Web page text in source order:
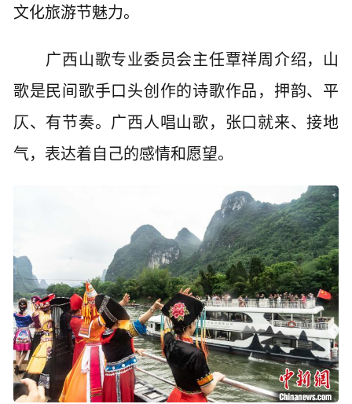
文化旅游节魅力。
广西山歌专业委员会主任覃祥周介绍，山
歌是民间歌手口头创作的诗歌作品，押韵、平
仄、有节奏。广西人唱山歌，张口就来、接地
气，表达着自己的感情和愿望。